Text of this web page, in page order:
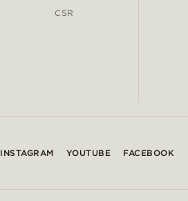
CSR
INSTAGRAM YOUTUBE FACEBOOK